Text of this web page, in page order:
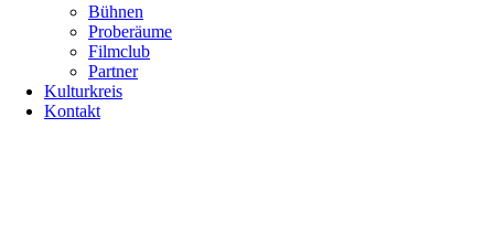
Bühnen
Proberäume
Filmclub
Partner
Kulturkreis
Kontakt